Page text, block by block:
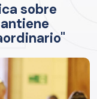
sobre